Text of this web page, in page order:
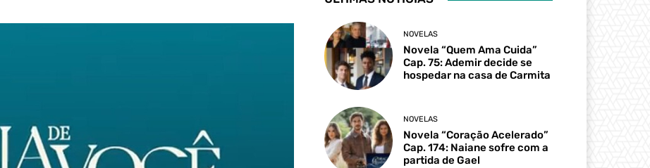
NOVELAS
Novela “Quem Ama Cuida”
Cap. 75: Ademir decide se
hospedar na casa de Carmita
NOVELAS
Novela “Coração Acelerado”
Cap. 174: Naiane sofre com a
partida de Gael